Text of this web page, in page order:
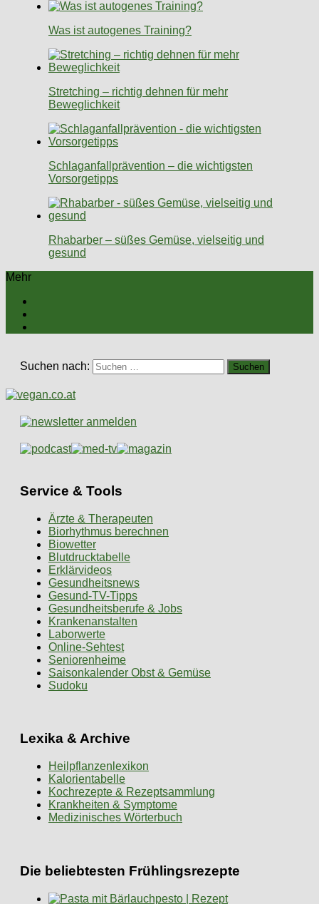
Was ist autogenes Training?
Stretching – richtig dehnen für mehr
Beweglichkeit
Schlaganfallprävention – die wichtigsten
Vorsorgetipps
Rhabarber – süßes Gemüse, vielseitig und
gesund
Mehr
Suchen nach:
Service & Tools
Ärzte & Therapeuten
Biorhythmus berechnen
Biowetter
Blutdrucktabelle
Erklärvideos
Gesundheitsnews
Gesund-TV-Tipps
Gesundheitsberufe & Jobs
Krankenanstalten
Laborwerte
Online-Sehtest
Seniorenheime
Saisonkalender Obst & Gemüse
Sudoku
Lexika & Archive
Heilpflanzenlexikon
Kalorientabelle
Kochrezepte & Rezeptsammlung
Krankheiten & Symptome
Medizinisches Wörterbuch
Die beliebtesten Frühlingsrezepte